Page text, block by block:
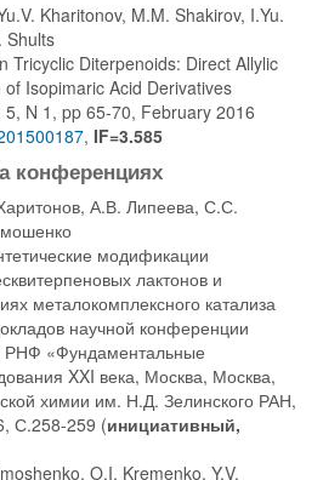
Kharitonov, M.M. Shakirov, I.Yu.
Shults
Tricyclic Diterpenoids: Direct Allylic
Isopimaric Acid Derivatives
5, N 1, pp 65-70, February 2016
, IF=3.585
конференциях
А.В. Липеева, С.С.
модификации
лактонов и
металокомплексного катализа
научной конференции
РНФ «Фундаментальные
XXI века, Москва, Москва,
химии им. Н.Д. Зелинского РАН,
С.258-259 (инициативный,
O.I. Kremenko, Y.V.